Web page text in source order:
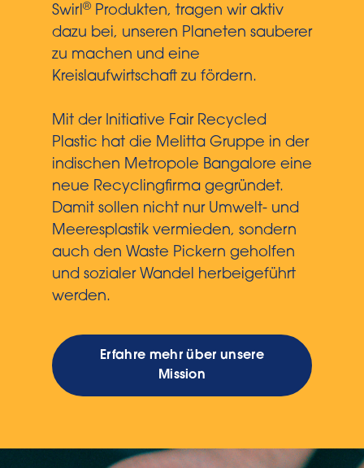
Swirl® Produkten, tragen wir aktiv
dazu bei, unseren Planeten sauberer
zu machen und eine
Kreislaufwirtschaft zu fördern.
Mit der Initiative Fair Recycled
Plastic hat die Melitta Gruppe in der
indischen Metropole Bangalore eine
neue Recyclingfirma gegründet.
Damit sollen nicht nur Umwelt- und
Meeresplastik vermieden, sondern
auch den Waste Pickern geholfen
und sozialer Wandel herbeigeführt
werden.
Erfahre mehr über unsere
Mission